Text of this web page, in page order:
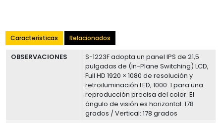
Características Relacionados
OBSERVACIONES
S-1223F adopta un panel IPS de 21,5
pulgadas de (In-Plane Switching) LCD,
Full HD 1920 × 1080 de resolución y
retroiluminación LED, 1000: 1 para una
reproducción precisa del color. El
ángulo de visión es horizontal: 178
grados / Vertical: 178 grados